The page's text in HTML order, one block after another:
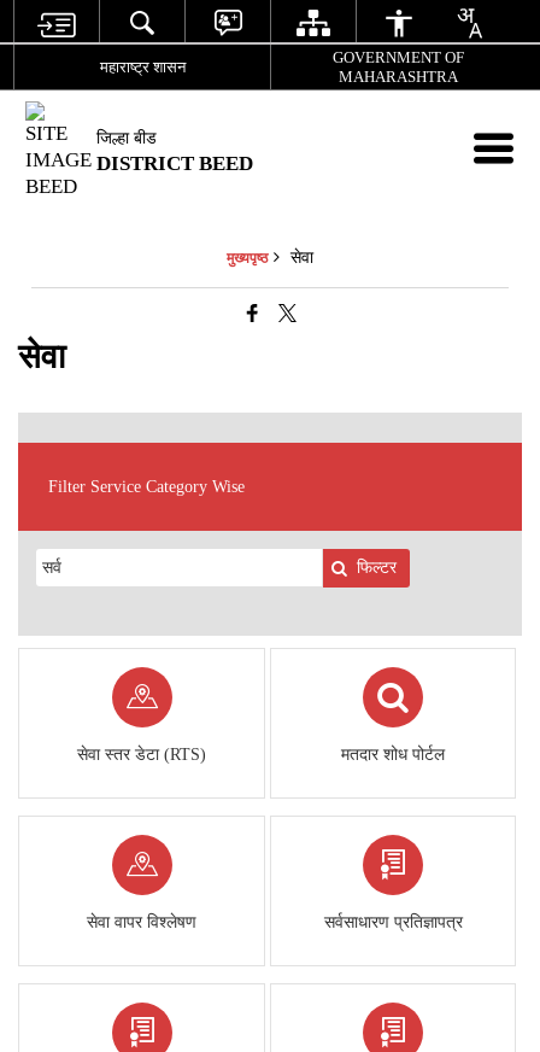
महाराष्ट्र शासन
GOVERNMENT OF
MAHARASHTRA
जिल्हा बीड
DISTRICT BEED
मुख्यपृष्ठ सेवा
सेवा
Filter Service Category Wise
फिल्टर
सेवा स्तर डेटा (RTS) मतदार शोध पोर्टल
सेवा वापर विश्लेषण सर्वसाधारण प्रतिज्ञापत्र